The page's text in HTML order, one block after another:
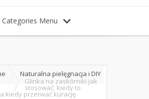
Categories Menu
Naturalna pielęgnacja i DIY
Glinka na zaskórniki jak
stosować: kiedy to
kiedy przerwać kurację